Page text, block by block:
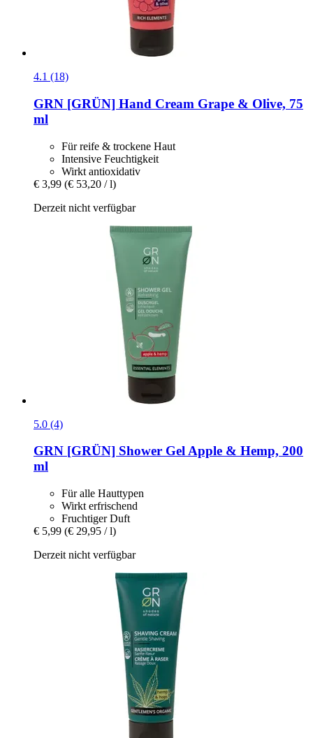
4.1 (18)
GRN [GRÜN] Hand Cream Grape & Olive, 75
ml
Für reife & trockene Haut
Intensive Feuchtigkeit
Wirkt antioxidativ
€ 3,99 (€ 53,20 / l)
Derzeit nicht verfügbar
5.0 (4)
GRN [GRÜN] Shower Gel Apple & Hemp, 200
ml
Für alle Hauttypen
Wirkt erfrischend
Fruchtiger Duft
€ 5,99 (€ 29,95 / l)
Derzeit nicht verfügbar